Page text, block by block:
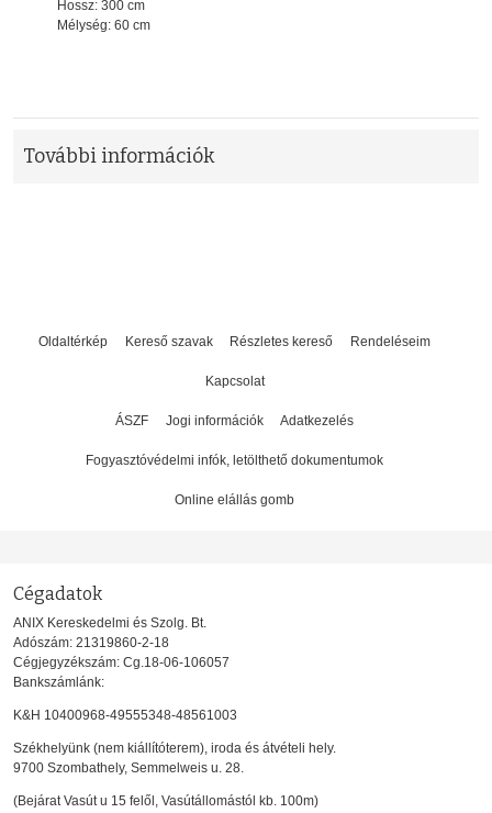
Hossz: 300 cm
Mélység: 60 cm
További információk
Oldaltérkép Kereső szavak Részletes kereső Rendeléseim
Kapcsolat
ÁSZF Jogi információk Adatkezelés
Fogyasztóvédelmi infók, letölthető dokumentumok
Online elállás gomb
Cégadatok
ANIX Kereskedelmi és Szolg. Bt.
Adószám: 21319860-2-18
Cégjegyzékszám: Cg.18-06-106057
Bankszámlánk:
K&H 10400968-49555348-48561003
Székhelyünk (nem kiállítóterem), iroda és átvételi hely.
9700 Szombathely, Semmelweis u. 28.
(Bejárat Vasút u 15 felől, Vasútállomástól kb. 100m)